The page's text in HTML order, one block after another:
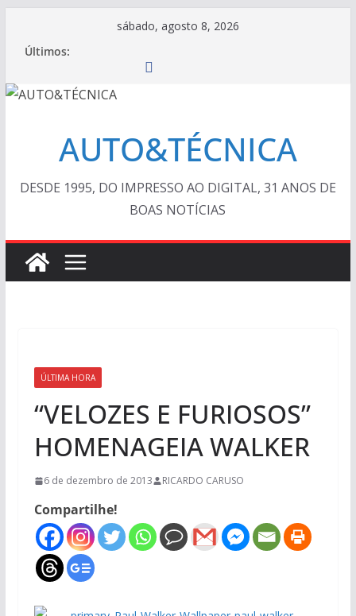
conteúdo
sábado, agosto 8, 2026
Últimos:
AUTO&TÉCNICA
DESDE 1995, DO IMPRESSO AO DIGITAL, 31 ANOS DE
BOAS NOTÍCIAS
ÚLTIMA HORA
“VELOZES E FURIOSOS”
HOMENAGEIA WALKER
6 de dezembro de 2013 RICARDO CARUSO
Compartilhe!